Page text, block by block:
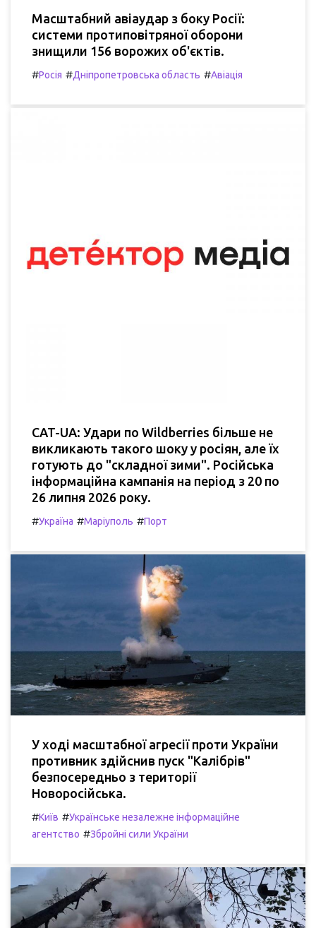
Масштабний авіаудар з боку Росії:
системи протиповітряної оборони
знищили 156 ворожих об'єктів.
#Росія #Дніпропетровська область #Авіація
CAT-UA: Удари по Wildberries більше не
викликають такого шоку у росіян, але їх
готують до "складної зими". Російська
інформаційна кампанія на період з 20 по
26 липня 2026 року.
#Україна #Маріуполь #Порт
У ході масштабної агресії проти України
противник здійснив пуск "Калібрів"
безпосередньо з території
Новоросійська.
#Київ #Українське незалежне інформаційне
агентство #Збройні сили України